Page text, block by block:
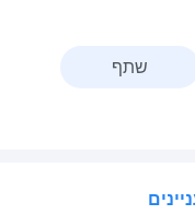
שתף